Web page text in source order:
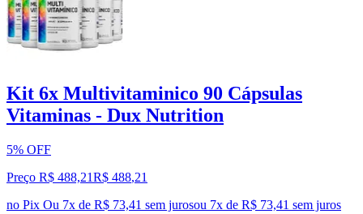
Kit 6x Multivitaminico 90 Cápsulas
Vitaminas - Dux Nutrition
5% OFF
Preço R$ 488,21R$ 488,21
no Pix Ou 7x de R$ 73,41 sem jurosou 7x de R$ 73,41 sem juros